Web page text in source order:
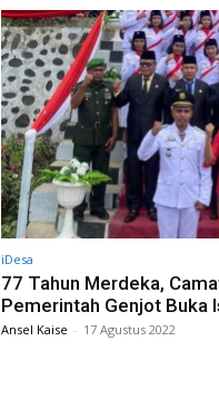
iDesa
77 Tahun Merdeka,
Pemerintah Genjot Buka
Ansel Kaise - 17 Agustus 2022